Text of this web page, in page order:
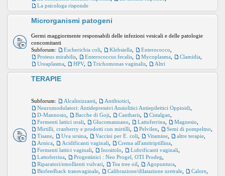
La psicologa risponde
Microrganismi patogeni
Germi maggiormente responsabili delle infezioni vesicali e delle patologie
concomitanti
Subforum:
Escherichia coli Klebsiella Enterococco
Proteus mirabilis
Enterococcus fecalis Mycoplasma Clamidia
Ureaplasma
HPV, Trichomonas vaginalis Altri
TERAPIE
Subforum: Alcalinizzanti Antibiotici
Neuromodulatori: Antidepressivi Ansiolitici Antiepilettici Oppioidi
D-Mannosio
Bacche di Goji Cantharis Cistalgan
Fermenti lattici orali
Glucomannano Lattoferrina Magnesio
Mirtilli, cranberry e prodotti con mirtilli
Pelvilen Semi di pompelmo
Tisane
Uva ursina Vaccini per E. coli Vitamine altre terapie
Arnica
Acidificanti vaginali Crema all'amitriptillina
Fermenti lattici vaginali
Inositolo Lubrificanti vaginali
Lattoferrina
Progestinici : Neo Progel, OTI Prodeg
Riparatori/emollienti vulvari
Tea tree oil Agopuntura
Biofeedback transvaginale
Calibrazione/dilatazione uretrale Calore